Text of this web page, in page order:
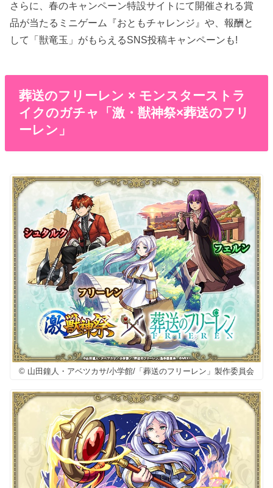
さらに、春のキャンペーン特設サイトにて開催される賞
品が当たるミニゲーム『おともチャレンジ』や、報酬と
して「獣竜玉」がもらえるSNS投稿キャンペーンも!
葬送のフリーレン × モンスターストラ
イクのガチャ「激・獣神祭×葬送のフリ
ーレン」
© 山田鐘人・アベツカサ/小学館/「葬送のフリーレン」製作委員会